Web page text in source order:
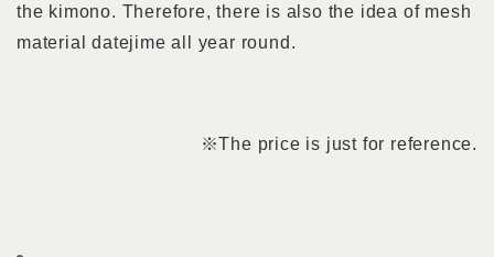
the kimono. Therefore, there is also the idea of mesh
material datejime all year round.
※The price is just for reference.